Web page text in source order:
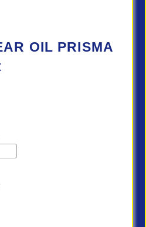
OIL PRISMA